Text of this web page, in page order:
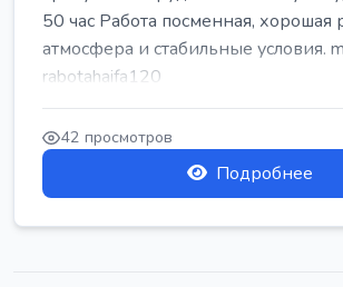
50 час Работа посменная, хорошая
атмосфера и стабильные условия.
rabotahaifa120
42 просмотров
Подробнее